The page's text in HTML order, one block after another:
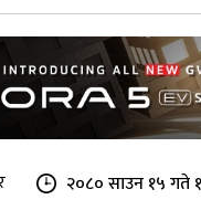
२०८० साउन १५ गते